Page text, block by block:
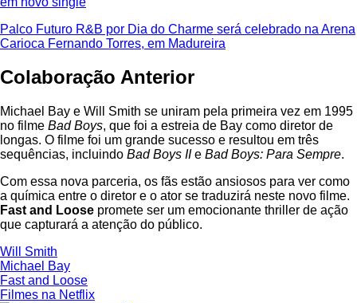
Palco Futuro R&B por Dia do Charme será celebrado na Arena
Carioca Fernando Torres, em Madureira
Colaboração Anterior
Michael Bay e Will Smith se uniram pela primeira vez em 1995
no filme Bad Boys, que foi a estreia de Bay como diretor de
longas. O filme foi um grande sucesso e resultou em três
sequências, incluindo Bad Boys IIe Bad Boys: Para Sempre.
Com essa nova parceria, os fãs estão ansiosos para ver como
a química entre o diretor e o ator se traduzirá neste novo filme.
Fast and Loose promete ser um emocionante thriller de ação
que capturará a atenção do público.
Will Smith
Michael Bay
Fast and Loose
Filmes na Netflix